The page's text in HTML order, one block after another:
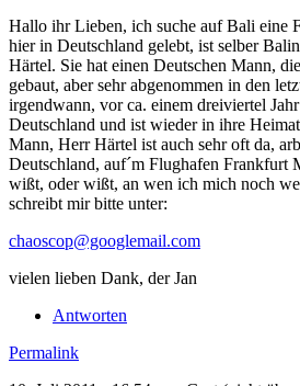
Hallo ihr Lieben, ich suche auf Bali eine
hier in Deutschland gelebt, ist selber
Härtel. Sie hat einen Deutschen Mann,
gebaut, aber sehr abgenommen in den
irgendwann, vor ca. einem dreiviertel
Deutschland und ist wieder in ihre
Mann, Herr Härtel ist auch sehr oft da,
Deutschland, auf´m Flughafen Frankfurt
wißt, oder wißt, an wen ich mich noch
schreibt mir bitte unter:
chaoscop@googlemail.com
vielen lieben Dank, der Jan
Antworten
Permalink